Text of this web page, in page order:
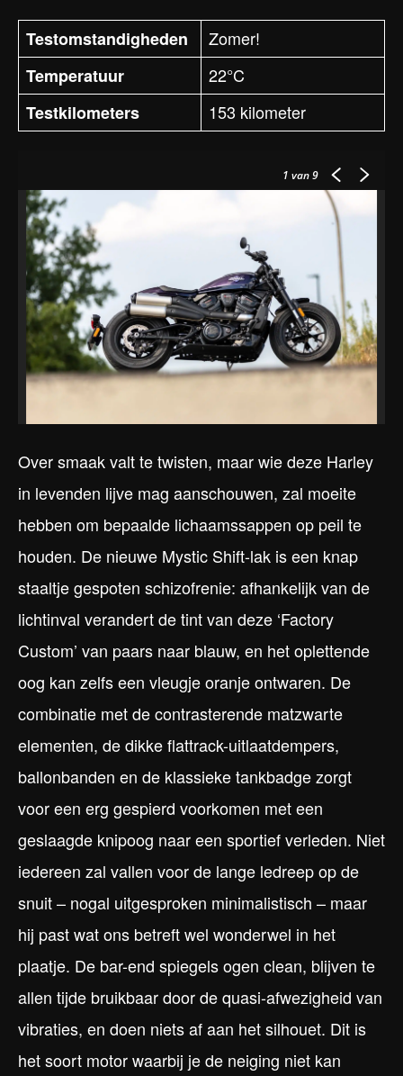
Testomstandigheden
Zomer!
Temperatuur
22°C
Testkilometers
153 kilometer
1 van 9
Over smaak valt te twisten, maar wie deze Harley
in levenden lijve mag aanschouwen, zal moeite
hebben om bepaalde lichaamssappen op peil te
houden. De nieuwe Mystic Shift-lak is een knap
staaltje gespoten schizofrenie: afhankelijk van de
lichtinval verandert de tint van deze ‘Factory
Custom’ van paars naar blauw, en het oplettende
oog kan zelfs een vleugje oranje ontwaren. De
combinatie met de contrasterende matzwarte
elementen, de dikke flattrack-uitlaatdempers,
ballonbanden en de klassieke tankbadge zorgt
voor een erg gespierd voorkomen met een
geslaagde knipoog naar een sportief verleden. Niet
iedereen zal vallen voor de lange ledreep op de
snuit – nogal uitgesproken minimalistisch – maar
hij past wat ons betreft wel wonderwel in het
plaatje. De bar-end spiegels ogen clean, blijven te
allen tijde bruikbaar door de quasi-afwezigheid van
vibraties, en doen niets af aan het silhouet. Dit is
het soort motor waarbij je de neiging niet kan